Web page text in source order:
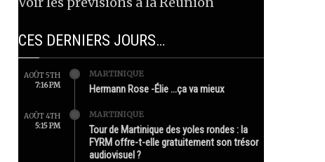
CES DERNIERS JOURS…
AOÛT 5TH
7:16 PM
MARTINIQUE
Hermann Rose -Élie …ça va mieux
AOÛT 4TH
5:15 PM
MARTINIQUE
Tour de Martinique des yoles rondes : la
FYRM offre-t-elle gratuitement son trésor
audiovisuel ?